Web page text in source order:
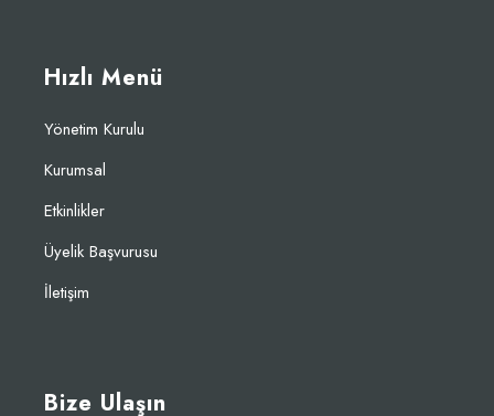
Hızlı Menü
Yönetim Kurulu
Kurumsal
Etkinlikler
Üyelik Başvurusu
İletişim
Bize Ulaşın